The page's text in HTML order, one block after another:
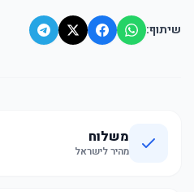
שיתוף:
משלוח
מהיר לישראל